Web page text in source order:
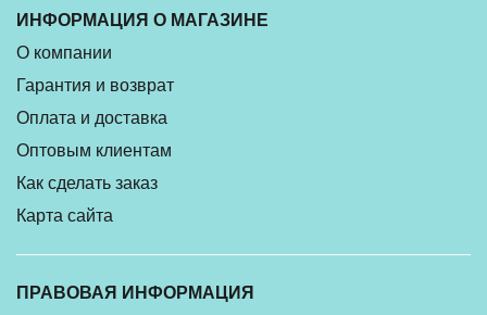
ИНФОРМАЦИЯ О МАГАЗИНЕ
О компании
Гарантия и возврат
Оплата и доставка
Оптовым клиентам
Как сделать заказ
Карта сайта
ПРАВОВАЯ ИНФОРМАЦИЯ